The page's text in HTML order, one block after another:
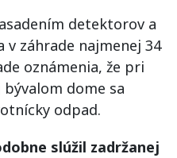
detektorov a
v záhrade najmenej 34
oznámenia, že pri
dome sa
odpad.
slúžil zadržanej